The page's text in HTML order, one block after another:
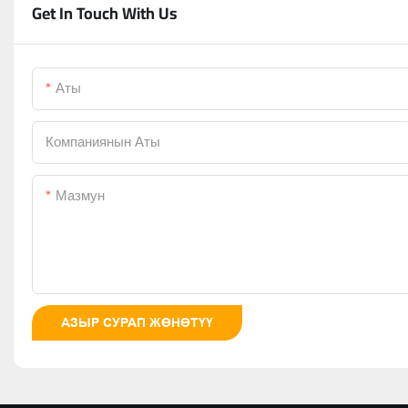
Get In Touch With Us
Аты
Компаниянын Аты
Мазмун
АЗЫР СУРАП ЖӨНӨТҮҮ